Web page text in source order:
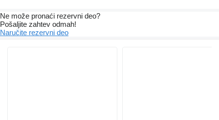
Ne može pronaći rezervni dеo?
Pošaljite zahtev odmah!
Naručite rezervni dеo